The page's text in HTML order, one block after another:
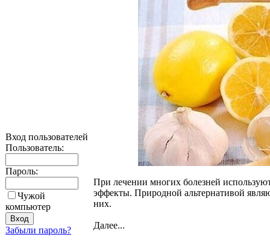
Вход пользователей
Пользователь:
Пароль:
Чужой
компьютер
Забыли пароль?
При лечении многих болезней
эффекты. Природной альтернативой
них.
Далее...